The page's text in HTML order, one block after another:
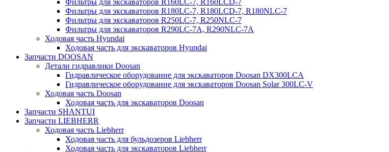
Фильтры для экскаваторов R160LC-7, R160LCD-7
Фильтры для экскаваторов R180LC-7, R180LCD-7, R180NLC-7
Фильтры для экскаваторов R250LC-7, R250NLC-7
Фильтры для экскаваторов R290LC-7A, R290NLC-7A
Ходовая часть Hyundai
Ходовая часть для экскаваторов Hyundai
Запчасти DOOSAN
Детали гидравлики Doosan
Гидравлическое оборудование для экскаваторов Doosan DX300LCA
Гидравлическое оборудование для экскаваторов Doosan Solar 300LC-V
Ходовая часть Doosan
Ходовая часть для экскаваторов Doosan
Запчасти SHANTUI
Запчасти LIEBHERR
Ходовая часть Liebherr
Ходовая часть для бульдозеров Liebherr
Ходовая часть для экскаваторов Liebherr